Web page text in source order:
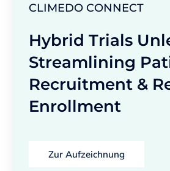
CLIMEDO CONNECT
Hybrid Trials
Streamlining
Recruitment &
Enrollment
Zur Aufzeichnung